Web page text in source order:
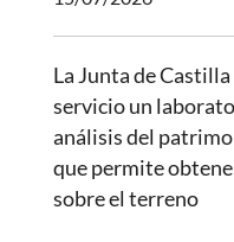
La Junta de
servicio un
análisis del
que permite
sobre el terreno